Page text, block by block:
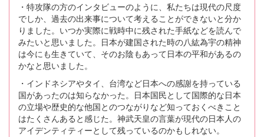
・特攻隊の方のインタビューのように、私たちは現代の尺度
でしか、過去の出来事について考えることができないと分か
りました。いつか実際に戦時中に残された手紙などを読んで
みたいと思いました。日本が建国された時の八紘為宇の精神
は今にも生きていて、そのお陰もあって日本の平和があるの
かなと思いました。
・インドネシアやタイ、台湾など日本への感謝を持っている
国があったのは知らなかった。日本国民として国際的な日本
の立場や歴史的な他国とのつながりなど知っておくべきこと
はたくさんあると感じた。神武天皇の言葉が現代の日本人の
アイデンティティーとして残っているのかもしれない。